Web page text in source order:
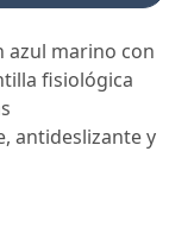
azul marino con
fisiológica
antideslizante y